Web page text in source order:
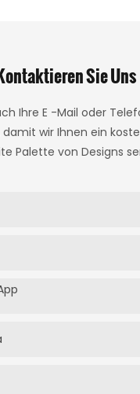
Sie Uns
Ihre E -Mail oder
wir Ihnen ein
Palette von Designs